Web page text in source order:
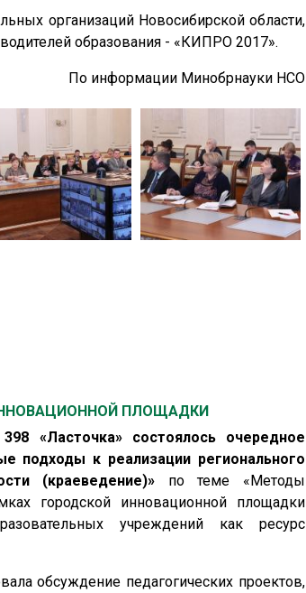
организаций Новосибирской области,
образования - «КИПРО 2017».
По информации Минобрнауки НСО
ПЛОЩАДКИ
«Ласточка» состоялось очередное
подходы к реализации регионального
(краеведение)» по теме «Методы
городской инновационной площадки
учреждений как ресурс
обсуждение педагогических проектов,